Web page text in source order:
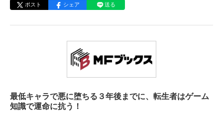
ポスト シェア 送る
最低キャラで悪に堕ちる３年後までに、転生者はゲーム
知識で運命に抗う！